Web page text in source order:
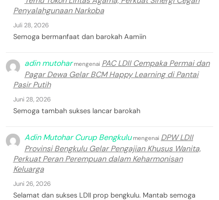
Penyalahgunaan Narkoba
Juli 28, 2026
Semoga bermanfaat dan barokah Aamiin
adin mutoharmengenai PAC LDII Cempaka Permai dan
Pagar Dewa Gelar BCM Happy Learning di Pantai
Pasir Putih
Juni 28, 2026
Semoga tambah sukses lancar barokah
Adin Mutohar Curup Bengkulumengenai DPW LDII
Provinsi Bengkulu Gelar Pengajian Khusus Wanita,
Perkuat Peran Perempuan dalam Keharmonisan
Keluarga
Juni 26, 2026
Selamat dan sukses LDII prop bengkulu. Mantab semoga